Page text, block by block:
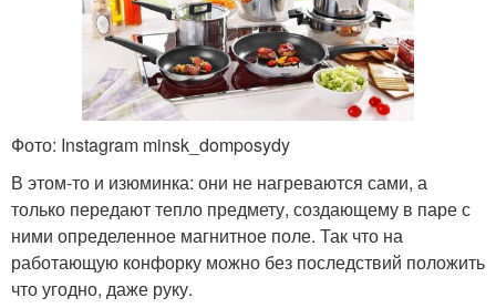
Фото: Instagram minsk_domposydy
В этом-то и изюминка: они не нагреваются сами, а
только передают тепло предмету, создающему в паре с
ними определенное магнитное поле. Так что на
работающую конфорку можно без последствий положить
что угодно, даже руку.